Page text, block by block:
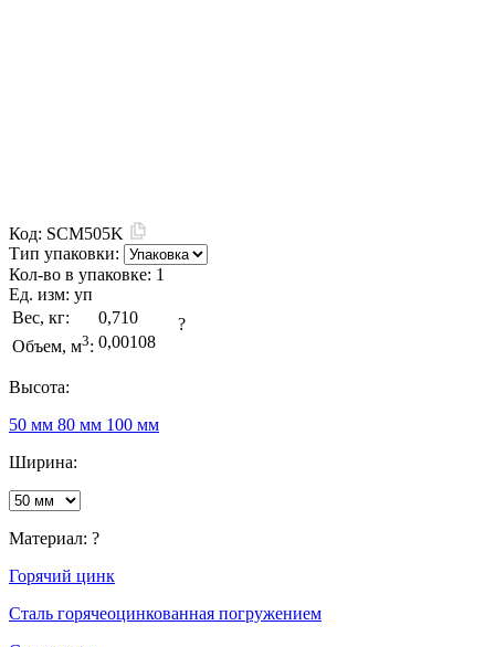
Код: SCM505K
Тип упаковки:
Кол-во в упаковке: 1
Ед. изм: уп
Вес, кг:
0,710
Объем, м3: 0,00108
?
Высота:
50 мм 80 мм 100 мм
Ширина:
Материал: ?
Горячий цинк
Сталь горячеоцинкованная погружением